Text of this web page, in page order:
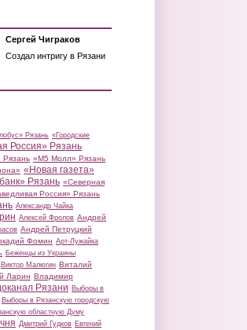
Сергей Чиграков
Создал интригу в Рязани
Рязань «Городские
Россия» Рязань
Рязань «М5 Молл» Рязань
«Новая газета»
Рязань «Северная
Россия» Рязань
Александр Чайка
Алексей Фролов Андрей
Андрей Петруцкий
Фомин Арт-Лужайка
Беженцы из Украины
Виктор Малюгин Виталий
Ларин Владимир
Рязани Выборы в
Выборы в Рязанскую городскую
областную Думу
Дмитрий Гудков Евгений